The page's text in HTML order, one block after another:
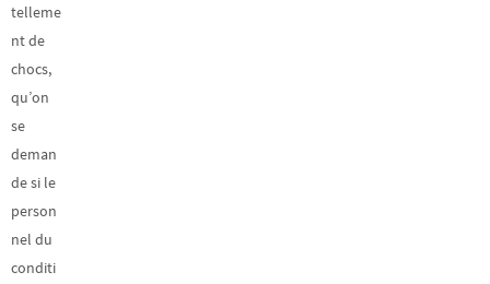
telleme
nt de
chocs,
qu’on
se
deman
de si le
person
nel du
conditi